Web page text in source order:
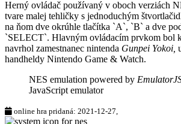
Herný ovládač používaný v oboch verziách
tvare malej tehličky s jednoduchým
na ňom dve okrúhle tlačítka `A`, `B` a dve
`SELECT`. Hlavným ovládacím prvkom bol
navrhol zamestnanec nintenda Gunpei Yokoi,
handheldy Nintendo Game & Watch.
NES emulation powered by
JavaScript emulator
online hra pridaná: 2021-12-27,